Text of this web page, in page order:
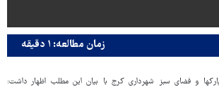
زمان مطالعه: ۱ دقیقه
و فضای سبز شهرداری کرج با بیان این مطلب اظهار داشت: